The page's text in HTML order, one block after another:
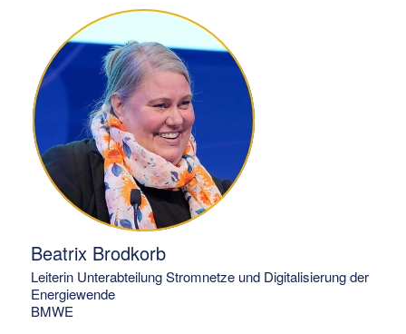
Beatrix Brodkorb
Leiterin Unterabteilung Stromnetze und Digitalisierung der
Energiewende
BMWE